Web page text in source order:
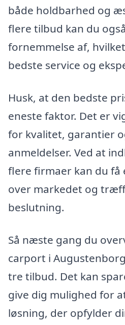
både holdbarhed og
flere tilbud kan du
fornemmelse af,
bedste service og
Husk, at den bedste
eneste faktor. Det er
for kvalitet, garantier
anmeldelser. Ved at
flere firmaer kan du få
over markedet og
beslutning.
Så næste gang du
carport i
tre tilbud. Det kan
give dig mulighed for
løsning, der opfylder